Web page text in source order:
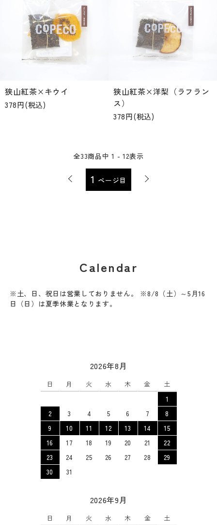
狭山紅茶×キウイ
378円(税込)
狭山紅茶×洋梨（ラフラン
ス）
378円(税込)
全33商品中1 - 12表示
1 ページ目
Calendar
※土、日、祝日は営業しておりません。 ※8/8（土）～5月16
日（日）は夏季休業となります。
2026年8月
日 月 火 水 木 金
土
1
2
3 4 5 6 7
8
9
10 11 12 13 14
15
16
17 18 19 20 21
22
23
24 25 26 27 28
29
30
31
2026年9月
日 月 火 水 木 金
土